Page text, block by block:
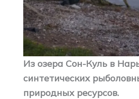
Из озера Сон-Куль в
синтетических
природных ресурсов.